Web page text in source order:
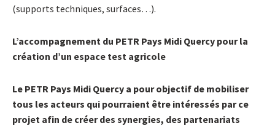
(supports techniques, surfaces…).
L’accompagnement du PETR Pays Midi Quercy pour la
création d’un espace test agricole
Le PETR Pays Midi Quercy a pour objectif de mobiliser
tous les acteurs qui pourraient être intéressés par ce
projet afin de créer des synergies, des partenariats